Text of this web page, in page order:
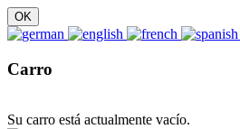
Carro
Su carro está actualmente vacío.